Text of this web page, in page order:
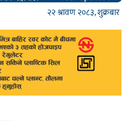
२२ श्रावण २०८३, शुक्रबार